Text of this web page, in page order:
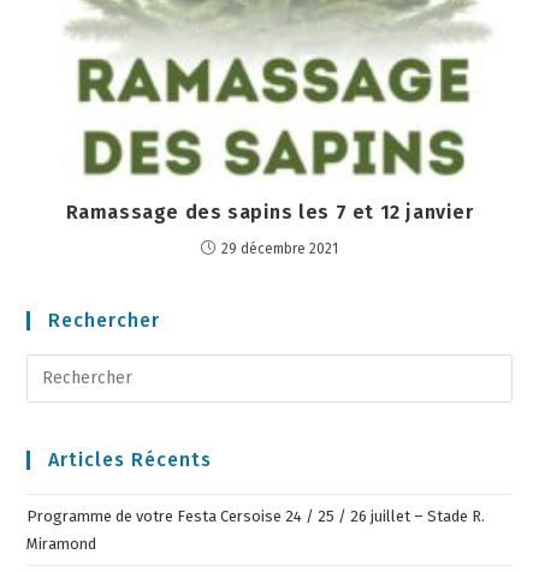
Ramassage des sapins les 7 et 12 janvier
29 décembre 2021
Rechercher
Articles Récents
Programme de votre Festa Cersoise 24 / 25 / 26 juillet – Stade R.
Miramond